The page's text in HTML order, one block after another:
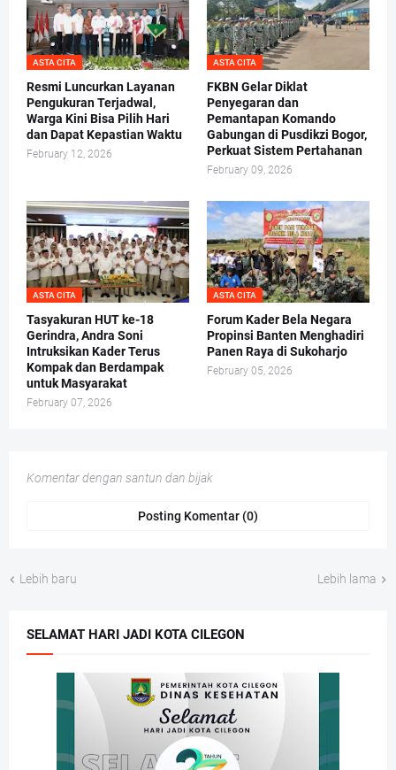
ASTA CITA
Resmi Luncurkan Layanan
Pengukuran Terjadwal,
Warga Kini Bisa Pilih Hari
dan Dapat Kepastian Waktu
February 12, 2026
ASTA CITA
FKBN Gelar Diklat
Penyegaran dan
Pemantapan Komando
Gabungan di Pusdikzi Bogor,
Perkuat Sistem Pertahanan
February 09, 2026
ASTA CITA
Tasyakuran HUT ke-18
Gerindra, Andra Soni
Intruksikan Kader Terus
Kompak dan Berdampak
untuk Masyarakat
February 07, 2026
ASTA CITA
Forum Kader Bela Negara
Propinsi Banten Menghadiri
Panen Raya di Sukoharjo
February 05, 2026
Komentar dengan santun dan bijak
Posting Komentar (0)
Lebih baru Lebih lama
SELAMAT HARI JADI KOTA CILEGON